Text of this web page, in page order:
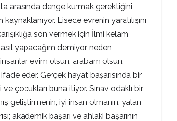
arasında denge kurmak gerektiğini
Lisede evrenin yaratılışını
son vermek için İlmi kelam
yapacağım demiyor neden
evim olsun, arabam olsun,
eder. Gerçek hayat başarısında bir
çocukları buna itiyor. Sınav odaklı bir
geliştirmenin, iyi insan olmanın, yalan
akademik başarı ve ahlaki başarının